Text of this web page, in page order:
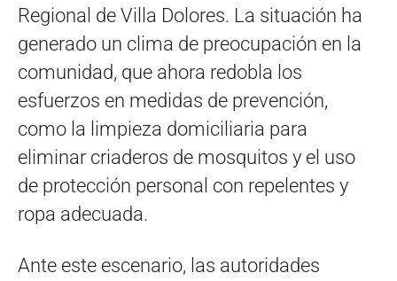
Regional de Villa Dolores. La situación ha
generado un clima de preocupación en la
comunidad, que ahora redobla los
esfuerzos en medidas de prevención,
como la limpieza domiciliaria para
eliminar criaderos de mosquitos y el uso
de protección personal con repelentes y
ropa adecuada.
Ante este escenario, las autoridades